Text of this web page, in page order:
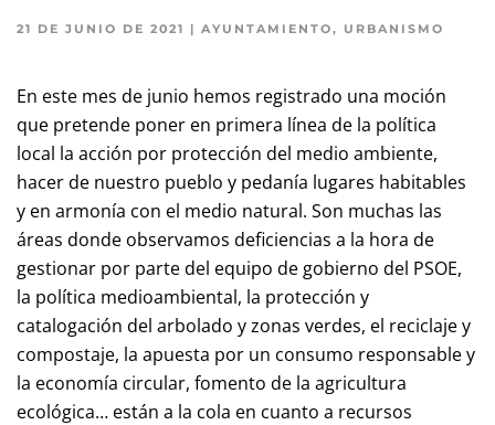
21 DE JUNIO DE 2021 | AYUNTAMIENTO, URBANISMO
En este mes de junio hemos registrado una moción
que pretende poner en primera línea de la política
local la acción por protección del medio ambiente,
hacer de nuestro pueblo y pedanía lugares habitables
y en armonía con el medio natural. Son muchas las
áreas donde observamos deficiencias a la hora de
gestionar por parte del equipo de gobierno del PSOE,
la política medioambiental, la protección y
catalogación del arbolado y zonas verdes, el reciclaje y
compostaje, la apuesta por un consumo responsable y
la economía circular, fomento de la agricultura
ecológica… están a la cola en cuanto a recursos